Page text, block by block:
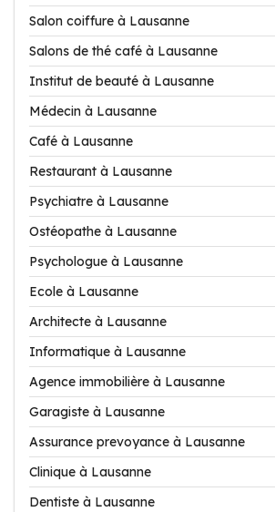
Salon coiffure à Lausanne
Salons de thé café à Lausanne
Institut de beauté à Lausanne
Médecin à Lausanne
Café à Lausanne
Restaurant à Lausanne
Psychiatre à Lausanne
Ostéopathe à Lausanne
Psychologue à Lausanne
Ecole à Lausanne
Architecte à Lausanne
Informatique à Lausanne
Agence immobilière à Lausanne
Garagiste à Lausanne
Assurance prevoyance à Lausanne
Clinique à Lausanne
Dentiste à Lausanne